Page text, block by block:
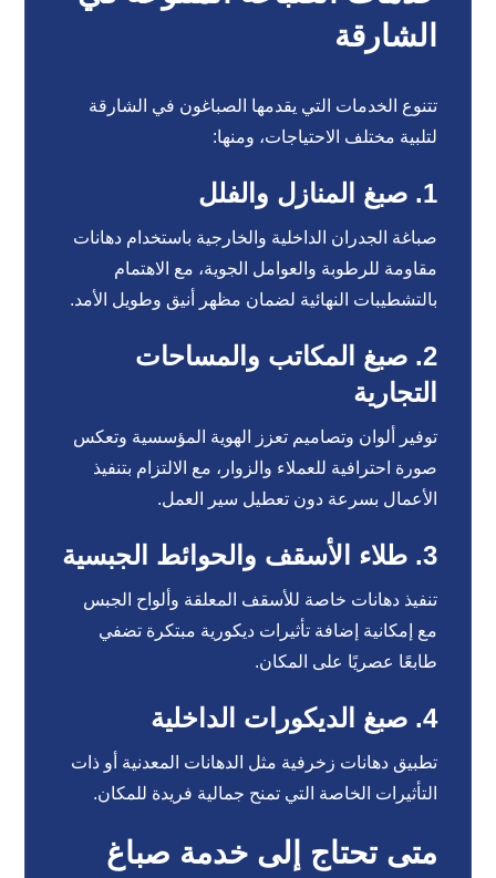
الشارقة
تتنوع الخدمات التي يقدمها الصباغون في الشارقة
لتلبية مختلف الاحتياجات، ومنها:
1. صبغ المنازل والفلل
صباغة الجدران الداخلية والخارجية باستخدام دهانات
مقاومة للرطوبة والعوامل الجوية، مع الاهتمام
بالتشطيبات النهائية لضمان مظهر أنيق وطويل الأمد.
2. صبغ المكاتب والمساحات
التجارية
توفير ألوان وتصاميم تعزز الهوية المؤسسية وتعكس
صورة احترافية للعملاء والزوار، مع الالتزام بتنفيذ
الأعمال بسرعة دون تعطيل سير العمل.
3. طلاء الأسقف والحوائط الجبسية
تنفيذ دهانات خاصة للأسقف المعلقة وألواح الجبس
مع إمكانية إضافة تأثيرات ديكورية مبتكرة تضفي
طابعًا عصريًا على المكان.
4. صبغ الديكورات الداخلية
تطبيق دهانات زخرفية مثل الدهانات المعدنية أو ذات
التأثيرات الخاصة التي تمنح جمالية فريدة للمكان.
متى تحتاج إلى خدمة صباغ